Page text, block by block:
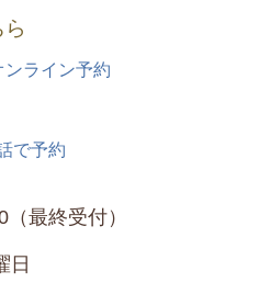
最終受付）
日